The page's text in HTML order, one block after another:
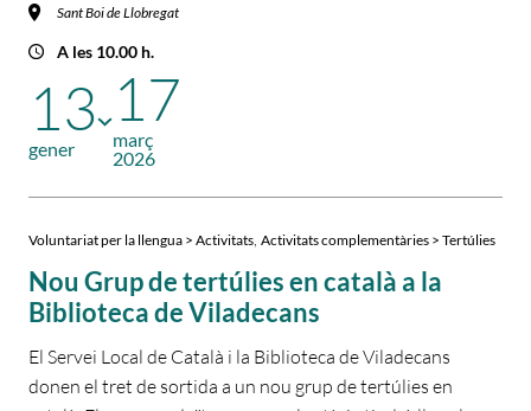
Sant Boi de Llobregat
A les 10.00 h.
13
gener
17
març
2026
Voluntariat per la llengua > Activitats Activitats complementàries > Tertúlies
Nou Grup de tertúlies en català a la
Biblioteca de Viladecans
El Servei Local de Català i la Biblioteca de Viladecans
donen el tret de sortida a un nou grup de tertúlies en